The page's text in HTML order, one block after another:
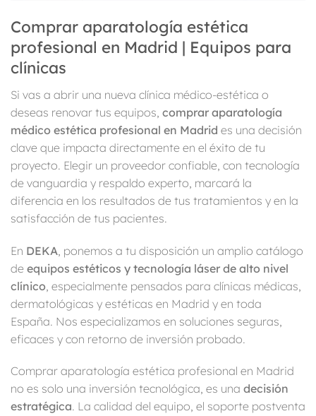
Comprar aparatología estética
profesional en Madrid | Equipos para
clínicas
Si vas a abrir una nueva clínica médico-estética o
deseas renovar tus equipos, comprar aparatología
médico estética profesional en Madrid es una decisión
clave que impacta directamente en el éxito de tu
proyecto. Elegir un proveedor confiable, con tecnología
de vanguardia y respaldo experto, marcará la
diferencia en los resultados de tus tratamientos y en la
satisfacción de tus pacientes.
En DEKA , ponemos a tu disposición un amplio catálogo
de equipos estéticos y tecnología láser de alto nivel
clínico , especialmente pensados para clínicas médicas,
dermatológicas y estéticas en Madrid y en toda
España. Nos especializamos en soluciones seguras,
eficaces y con retorno de inversión probado.
Comprar aparatología estética profesional en Madrid
no es solo una inversión tecnológica, es una decisión
estratégica. La calidad del equipo, el soporte postventa